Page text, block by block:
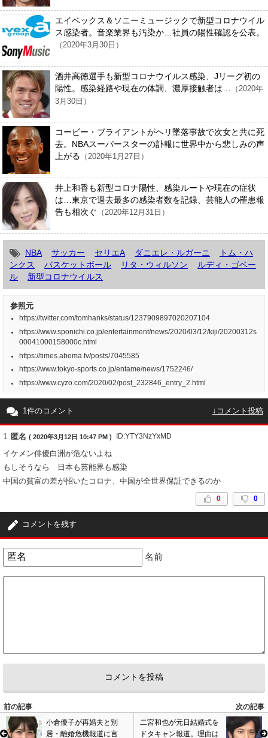
エイベックス＆ソニーミュージックで新型コロナウイル
ス感染者。音楽業界も汚染か…社員の陽性確認を公表。
（2020年3月30日）
酒井高徳選手も新型コロナウイルス感染、Jリーグ初の
陽性。感染経路や現在の体調、濃厚接触者は…
（2020年
3月30日）
コービー・ブライアントがヘリ墜落事故で次女と共に死
去。NBAスーパースターの訃報に世界中から悲しみの声
上がる （2020年1月27日）
井上和香も新型コロナ陽性、感染ルートや現在の症状
は…東京で過去最多の感染者数を記録、芸能人の罹患報
告も相次ぐ （2020年12月31日）
NBA サッカー セリエA ダニエレ・ルガーニ
トム・ハ
ンクス
バスケットボール リタ・ウィルソン
ルディ・ゴベー
ル
新型コロナウイルス
参照元
https://twitter.com/tomhanks/status/1237909897020207104
https://www.sponichi.co.jp/entertainment/news/2020/03/12/kiji/20200312s
00041000158000c.html
https://times.abema.tv/posts/7045585
https://www.tokyo-sports.co.jp/entame/news/1752246/
https://www.cyzo.com/2020/02/post_232846_entry_2.html
1件のコメント ↓コメント投稿
1 匿名 ( 2020年3月12日 10:47 PM ) ID:YTY3NzYxMD
イケメン俳優白洲が危ないよね
もしそうなら 日本も芸能界も感染
中国の貧富の差が招いたコロナ、中国が全世界保証できるのか
0 0
コメントを残す
名前
前の記事
次の記事
小倉優子が再婚夫と別
居・離婚危機報道に言
二宮和也が元日結婚式を
ドタキャン報道。理由は